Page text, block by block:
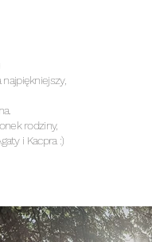
najpiękniejszy,
rodziny,
i Kacpra :)